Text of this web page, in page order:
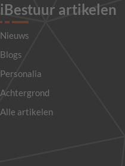
iBestuur artikelen
Nieuws
Blogs
Personalia
Achtergrond
Alle artikelen